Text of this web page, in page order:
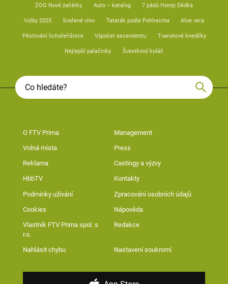
ZOO Nové začátky Auto – katalog 7 pádů Honzy Dědka
Volby 2025 Svařené víno Tatarák podle Pohlreicha Aloe vera
Pěstování lichořeřišnice Výpočet ascendentu Tvarohové knedlíky
Nejlepší palačinky Švestkový koláč
O FTV Prima Management
Volná místa Press
Reklama Castingy a výzvy
HbbTV Kontakty
Podmínky užívání Zpracování osobních údajů
Cookies Nápověda
Vlastník FTV Prima spol. s
r.o.
Redakce
Nahlásit chybu Nastavení soukromí